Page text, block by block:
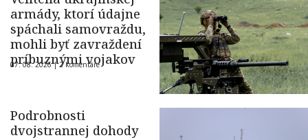
armády, ktorí údajne
spáchali samovraždu,
mohli byť zavraždení
príbuznými vojakov
07. 08. 2026 |2 komentáre
Podrobnosti
dvojstrannej dohody